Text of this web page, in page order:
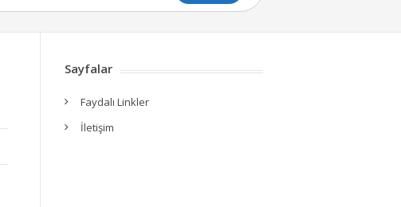
Sayfalar
Faydalı Linkler
İletişim